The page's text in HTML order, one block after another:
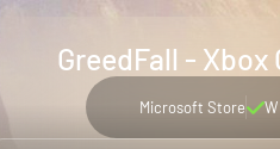
GreedFall - Xbox
Microsoft Store